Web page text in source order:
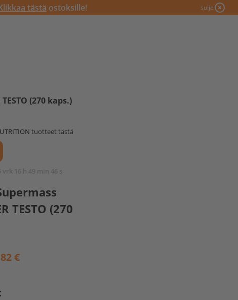
tästä ostoksille! sulje
(270 kaps.)
tuotteet tästä
vrk 16 h 49 min 45 s
TESTO (270
€